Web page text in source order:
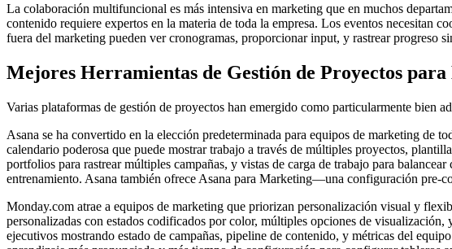
La colaboración multifuncional es más intensiva en marketing que en muchos
contenido requiere expertos en la materia de toda la empresa. Los eventos necesitan
fuera del marketing pueden ver cronogramas, proporcionar input, y rastrear progreso
Mejores Herramientas de Gestión de Proyectos
Varias plataformas de gestión de proyectos han emergido como particularmente bien
Asana se ha convertido en la elección predeterminada para equipos de marketing de
calendario poderosa que puede mostrar trabajo a través de múltiples proyectos,
portfolios para rastrear múltiples campañas, y vistas de carga de trabajo para
entrenamiento. Asana también ofrece Asana para Marketing—una configuración pre-
Monday.com atrae a equipos de marketing que priorizan personalización visual y
personalizadas con estados codificados por color, múltiples opciones de
ejecutivos mostrando estado de campañas, pipeline de contenido, y métricas del